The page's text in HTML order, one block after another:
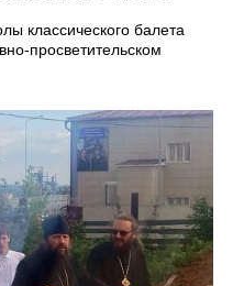
классического балета